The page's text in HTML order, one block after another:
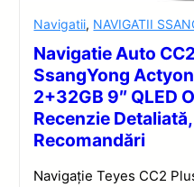
Navigatii, NAVIGATII
Navigatie Auto
SsangYong
2+32GB 9″ QLED
Recenzie
Recomandări
Navigație Teyes CC2